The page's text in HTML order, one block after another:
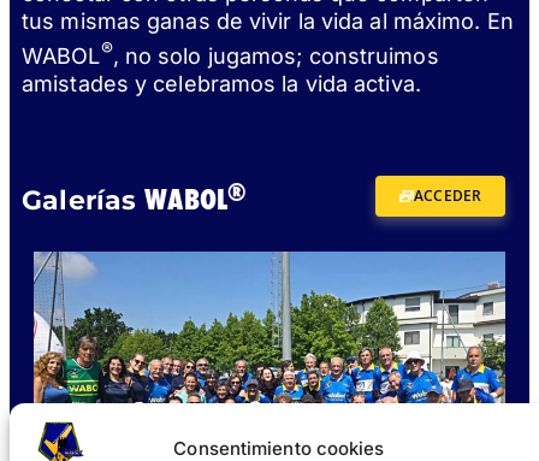
Consentimiento cookies
tus mismas ganas de vivir la vida al máximo. En
WABOL®, no solo jugamos; construimos
amistades y celebramos la vida activa.
GaleríasWABOL® ACCEDER